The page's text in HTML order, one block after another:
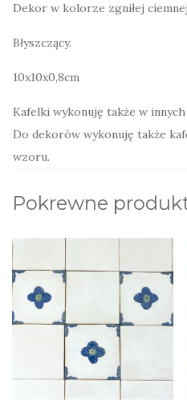
Dekor w kolorze zgniłej
Błyszczący.
10x10x0,8cm
Kafelki wykonuję także w
Do dekorów wykonuję także
wzoru.
Pokrewne